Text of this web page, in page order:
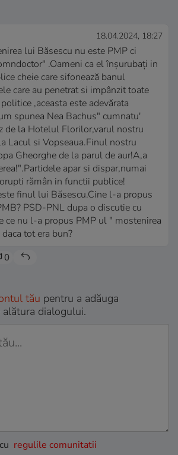
18.04.2024, 18:27
lui Băsescu nu este PMP ci
.Oameni ca el înșurubați in
cheie care sifonează banul
care au penetrat si impânzit toate
,aceasta este adevărata
spunea Nea Bachus" cumnatu'
de la Hotelul Florilor,varul nostru
Lacul si Vopseaua.Finul nostru
Gheorghe de la parul de aur!A,a
apar si dispar,numai
rămân in functii publice!
finul lui Băsescu.Cine l-a propus
PSD-PNL dupa o discutie cu
ce nu l-a propus PMP ul " mostenirea
tot era bun?
0
tău pentru a adăuga
dialogului.
regulile comunitatii